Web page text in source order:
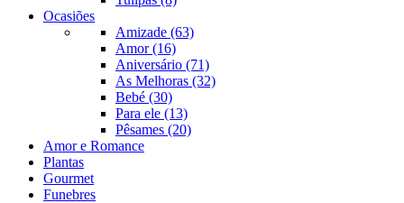
Ocasiões
Amizade (63)
Amor (16)
Aniversário (71)
As Melhoras (32)
Bebé (30)
Para ele (13)
Pêsames (20)
Amor e Romance
Plantas
Gourmet
Funebres